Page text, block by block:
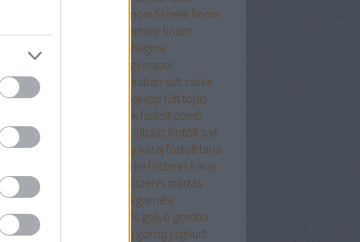
finom főzelék finom
finom panir finom sütemény finom
fodros kocka
fokhagma
fokhagymapor
fóliában sült csirke
csirke
főtt hús másképp főtt tojás
friss fűszerek füstölt comb
hús
füstölt karaj füstölt kolbász füstölt sajt
sonka
füstölt sonka vagy karaj füstölt tarja
fűszeres csirkefűszeres karaj
krumpli
fűszeres mártás
galuska garnéla
finomság
gesztenyés golyó gomba
göngyölt karaj görög joghurt